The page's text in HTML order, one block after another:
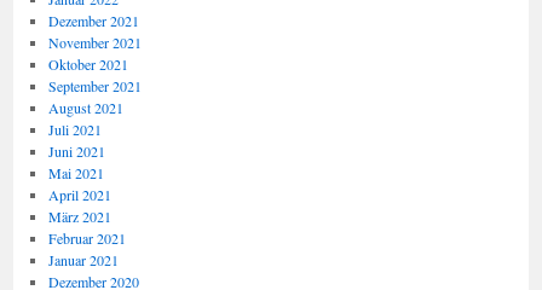
Dezember 2021
November 2021
Oktober 2021
September 2021
August 2021
Juli 2021
Juni 2021
Mai 2021
April 2021
März 2021
Februar 2021
Januar 2021
Dezember 2020